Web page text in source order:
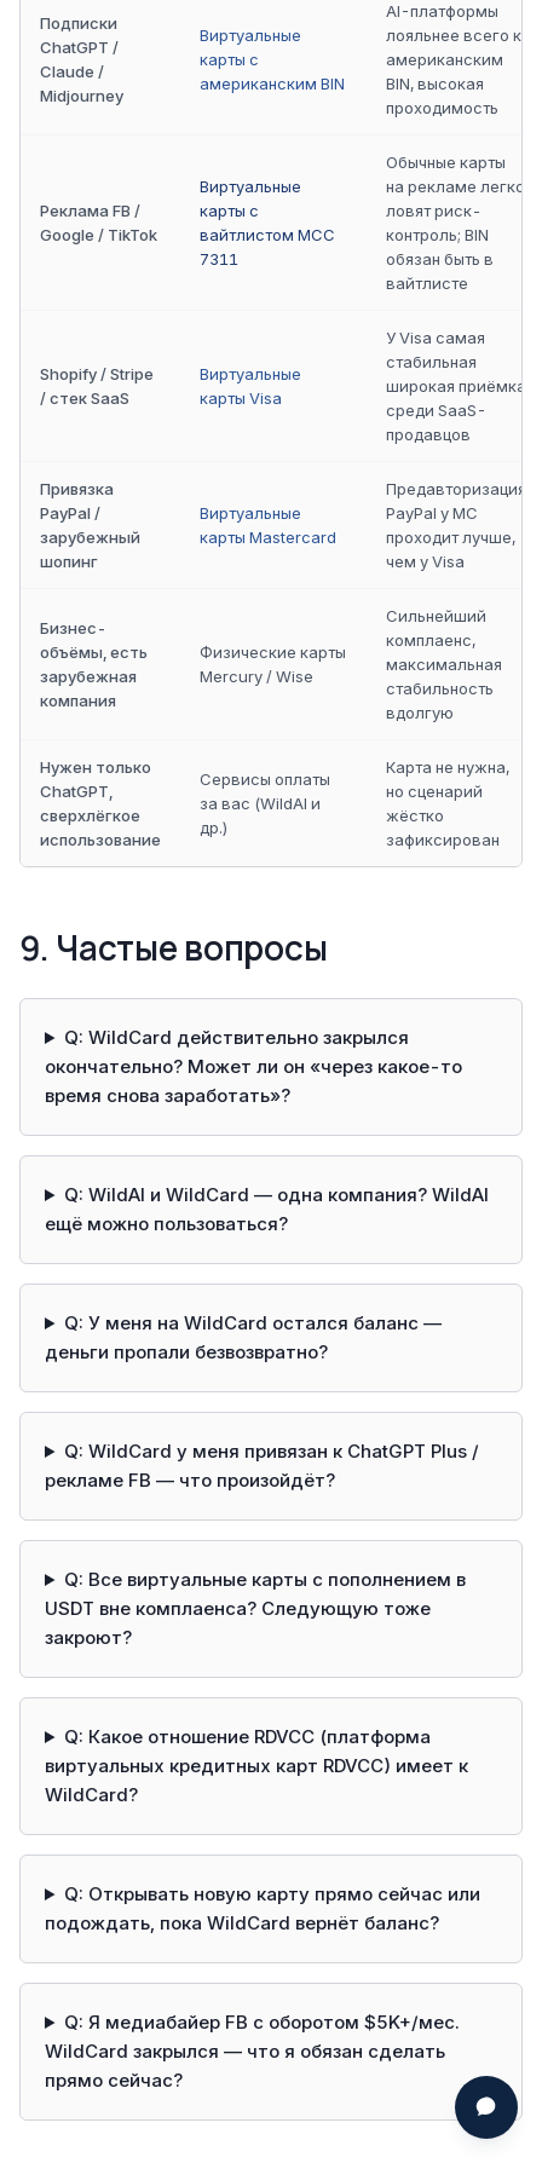
Подписки
ChatGPT /
Claude /
Midjourney
Виртуальные
карты с
американским BIN
AI-платформы
лояльнее всего к
американским
BIN, высокая
проходимость
Реклама FB /
Google / TikTok
Виртуальные
карты с
вайтлистом MCC
7311
Обычные карты
на рекламе легко
ловят риск-
контроль; BIN
обязан быть в
вайтлисте
Shopify / Stripe
/ стек SaaS
Виртуальные
карты Visa
У Visa самая
стабильная
широкая приёмка
среди SaaS-
продавцов
Привязка
PayPal /
зарубежный
шопинг
Виртуальные
карты Mastercard
Предавторизация
PayPal у MC
проходит лучше,
чем у Visa
Бизнес-
объёмы, есть
зарубежная
компания
Физические карты
Mercury / Wise
Сильнейший
комплаенс,
максимальная
стабильность
вдолгую
Нужен только
ChatGPT,
сверхлёгкое
использование
Сервисы оплаты
за вас (WildAI и
др.)
Карта не нужна,
но сценарий
жёстко
зафиксирован
9. Частые вопросы
Q: WildCard действительно закрылся
окончательно? Может ли он «через какое-то
время снова заработать»?
Q: WildAI и WildCard — одна компания? WildAI
ещё можно пользоваться?
Q: У меня на WildCard остался баланс —
деньги пропали безвозвратно?
Q: WildCard у меня привязан к ChatGPT Plus /
рекламе FB — что произойдёт?
Q: Все виртуальные карты с пополнением в
USDT вне комплаенса? Следующую тоже
закроют?
Q: Какое отношение RDVCC (платформа
виртуальных кредитных карт RDVCC) имеет к
WildCard?
Q: Открывать новую карту прямо сейчас или
подождать, пока WildCard вернёт баланс?
Q: Я медиабайер FB с оборотом $5K+/мес.
WildCard закрылся — что я обязан сделать
прямо сейчас?